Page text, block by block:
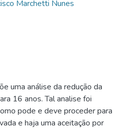
Marchetti Nunes
uma análise da redução da
16 anos. Tal analise foi
pode e deve proceder para
e haja uma aceitação por